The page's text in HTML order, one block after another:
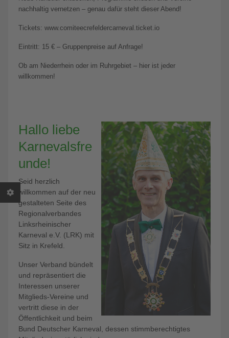
nachhaltig vernetzen – genau dafür steht dieser Abend!
Tickets: www.comiteecrefeldercarneval.ticket.io
Eintritt: 15 € – Gruppenpreise auf Anfrage!
Ob am Niederrhein oder im Ruhrgebiet – hier ist jeder
willkommen!
Hallo liebe
Karnevalsfre
unde!
Seid herzlich
willkommen auf der neu
gestalteten Seite des
Regionalverbandes
Linksrheinischer
Karneval e.V. (LRK) mit
Sitz in Krefeld.
Unser Verband bündelt
und repräsentiert die
Interessen unserer
Mitglieds-Vereine und
vertritt diese in der
Öffentlichkeit und beim
Bund Deutscher Karneval, dessen stimmberechtigtes